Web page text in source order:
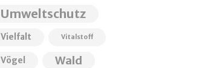
Umweltschutz
Vielfalt Vitalstoff
Vögel Wald